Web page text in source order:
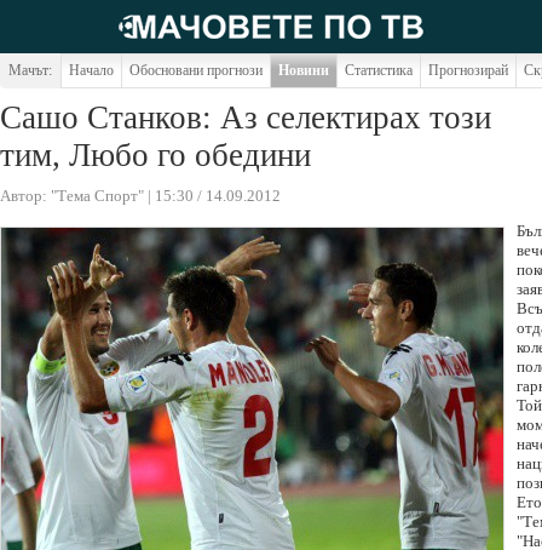
Мачът: Начало Обосновани прогнози Новини Статистика Прогнозирай
Сашо Станков: Аз селектирах този
тим, Любо го обедини
Автор: "Тема Спорт" | 15:30 / 14.09.2012